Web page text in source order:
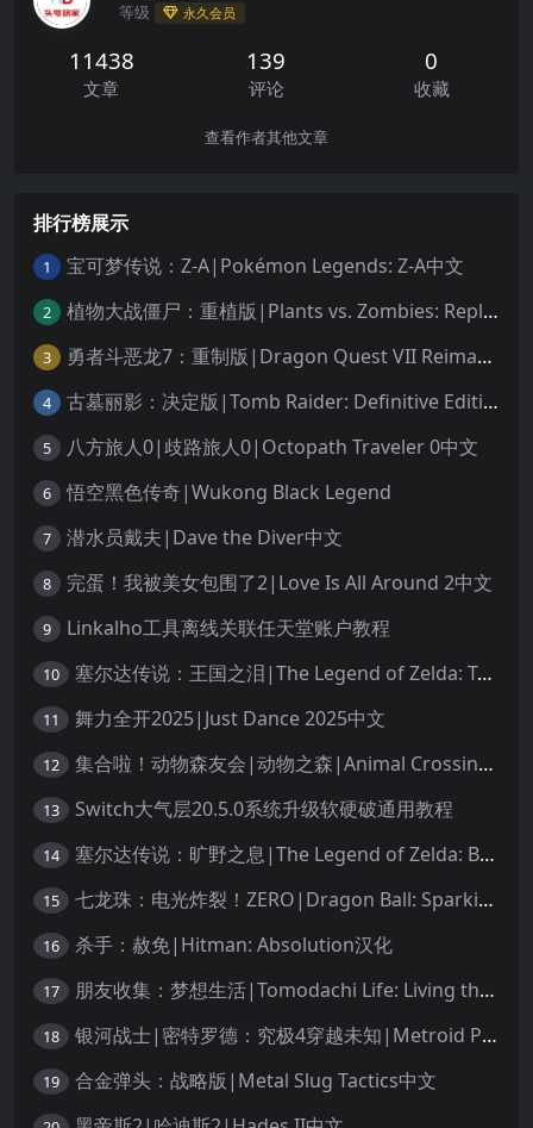
等级 永久会员
11438
文章
139
评论
0
收藏
查看作者其他文章
排行榜展示
1 宝可梦传说：Z-A|Pokémon Legends: Z-A中文
2 植物大战僵尸：重植版|Plants vs. Zombies: Replanted中文
3 勇者斗恶龙7：重制版|Dragon Quest VII Reimagined中文
4 古墓丽影：决定版|Tomb Raider: Definitive Edition中文
5 八方旅人0|歧路旅人0|Octopath Traveler 0中文
6 悟空黑色传奇|Wukong Black Legend
7 潜水员戴夫|Dave the Diver中文
8 完蛋！我被美女包围了2|Love Is All Around 2中文
9 Linkalho工具离线关联任天堂账户教程
10 塞尔达传说：王国之泪|The Legend of Zelda: Tears of the Kingdom中文
11 舞力全开2025|Just Dance 2025中文
12 集合啦！动物森友会|动物之森|Animal Crossing: New Horizons中文
13 Switch大气层20.5.0系统升级软硬破通用教程
14 塞尔达传说：旷野之息|The Legend of Zelda: Breath of the Wild中文
15 七龙珠：电光炸裂！ZERO|Dragon Ball: Sparking! Zero中文
16 杀手：赦免|Hitman: Absolution汉化
17 朋友收集：梦想生活|Tomodachi Life: Living the Dream中文
18 银河战士|密特罗德：究极4穿越未知|Metroid Prime 4: Beyond中文
19 合金弹头：战略版|Metal Slug Tactics中文